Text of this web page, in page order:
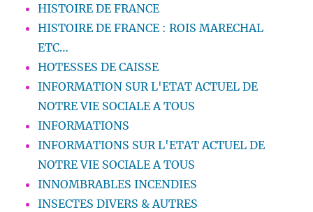
HISTOIRE DE FRANCE
HISTOIRE DE FRANCE : ROIS MARECHAL
ETC…
HOTESSES DE CAISSE
INFORMATION SUR L'ETAT ACTUEL DE
NOTRE VIE SOCIALE A TOUS
INFORMATIONS
INFORMATIONS SUR L'ETAT ACTUEL DE
NOTRE VIE SOCIALE A TOUS
INNOMBRABLES INCENDIES
INSECTES DIVERS & AUTRES